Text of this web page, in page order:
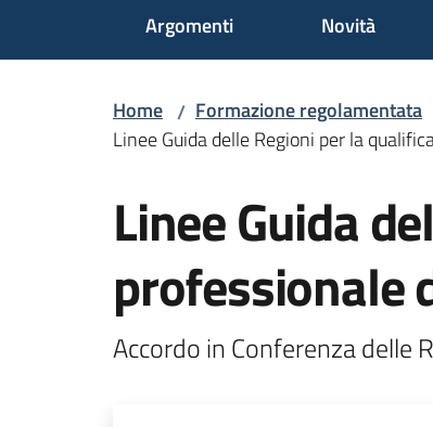
Argomenti Novità
Home / Formazione regolamentata
Linee Guida delle Regioni per la
Linee Guida
professionale
Accordo in Conferenza delle